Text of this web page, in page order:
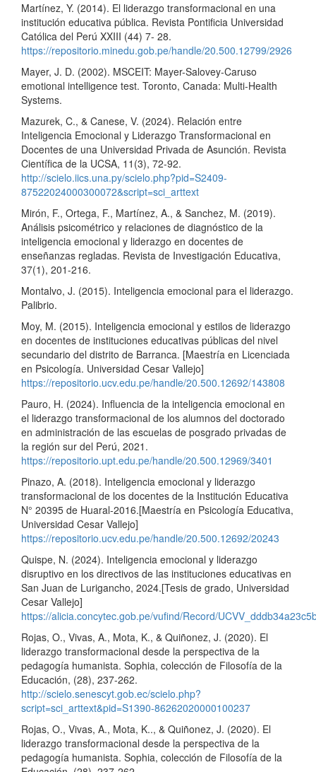
Martínez, Y. (2014). El liderazgo transformacional en una
institución educativa pública. Revista Pontificia Universidad
Católica del Perú XXIII (44) 7- 28.
https://repositorio.minedu.gob.pe/handle/20.500.12799/2926
Mayer, J. D. (2002). MSCEIT: Mayer-Salovey-Caruso
emotional intelligence test. Toronto, Canada: Multi-Health
Systems.
Mazurek, C., & Canese, V. (2024). Relación entre
Inteligencia Emocional y Liderazgo Transformacional en
Docentes de una Universidad Privada de Asunción. Revista
Científica de la UCSA, 11(3), 72-92.
http://scielo.iics.una.py/scielo.php?pid=S2409-
87522024000300072&script=sci_arttext
Mirón, F., Ortega, F., Martínez, A., & Sanchez, M. (2019).
Análisis psicométrico y relaciones de diagnóstico de la
inteligencia emocional y liderazgo en docentes de
enseñanzas regladas. Revista de Investigación Educativa,
37(1), 201-216.
Montalvo, J. (2015). Inteligencia emocional para el liderazgo.
Palibrio.
Moy, M. (2015). Inteligencia emocional y estilos de liderazgo
en docentes de instituciones educativas públicas del nivel
secundario del distrito de Barranca. [Maestría en Licenciada
en Psicología. Universidad Cesar Vallejo]
https://repositorio.ucv.edu.pe/handle/20.500.12692/143808
Pauro, H. (2024). Influencia de la inteligencia emocional en
el liderazgo transformacional de los alumnos del doctorado
en administración de las escuelas de posgrado privadas de
la región sur del Perú, 2021.
https://repositorio.upt.edu.pe/handle/20.500.12969/3401
Pinazo, A. (2018). Inteligencia emocional y liderazgo
transformacional de los docentes de la Institución Educativa
N° 20395 de Huaral-2016.[Maestría en Psicología Educativa,
Universidad Cesar Vallejo]
https://repositorio.ucv.edu.pe/handle/20.500.12692/20243
Quispe, N. (2024). Inteligencia emocional y liderazgo
disruptivo en los directivos de las instituciones educativas en
San Juan de Lurigancho, 2024.[Tesis de grado, Universidad
Cesar Vallejo]
https://alicia.concytec.gob.pe/vufind/Record/
Rojas, O., Vivas, A., Mota, K., & Quiñonez, J. (2020). El
liderazgo transformacional desde la perspectiva de la
pedagogía humanista. Sophia, colección de Filosofía de la
Educación, (28), 237-262.
http://scielo.senescyt.gob.ec/scielo.php?
script=sci_arttext&pid=S1390-86262020000100237
Rojas, O., Vivas, A., Mota, K.., & Quiñonez, J. (2020). El
liderazgo transformacional desde la perspectiva de la
pedagogía humanista. Sophia, colección de Filosofía de la